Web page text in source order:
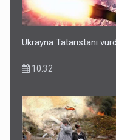
Ukrayna Tatarıstanı
10:32